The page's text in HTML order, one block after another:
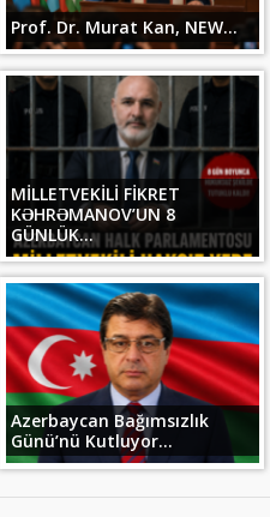
Prof. Dr. Murat Kan, NEW...
MİLLETVEKİLİ FİKRET
KƏHRƏMANOV’UN 8
GÜNLÜK...
Azerbaycan Bağımsızlık
Günü’nü Kutluyor...